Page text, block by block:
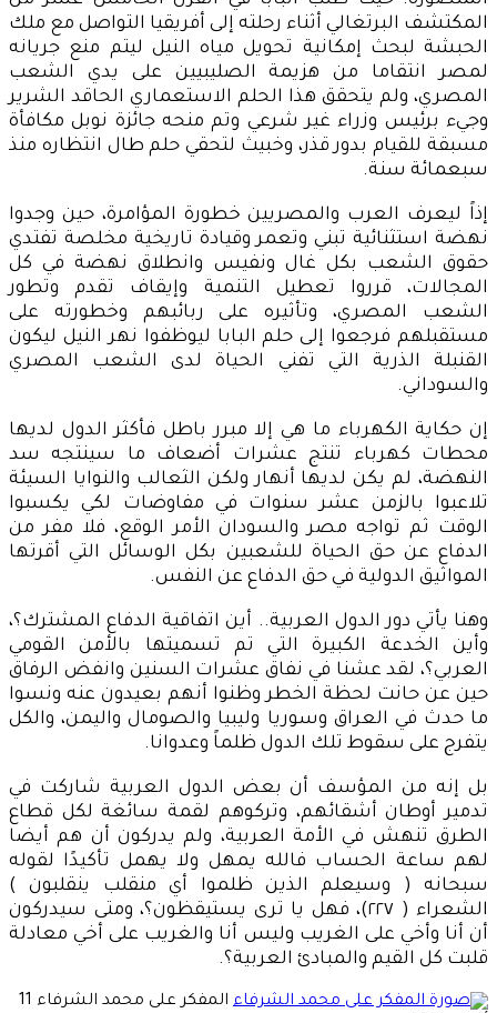
المكتشف البرتغالي أثناء رحلته إلى أفريقيا التواصل مع ملك
الحبشة لبحث إمكانية تحويل مياه النيل ليتم منع جريانه
لمصر انتقاما من هزيمة الصليبيين على يدي الشعب
المصري، ولم يتحقق هذا الحلم الاستعماري الحاقد الشرير
وجيء برئيس وزراء غير شرعي وتم منحه جائزة نوبل مكافأة
مسبقة للقيام بدور قذر، وخبيث لتحقي حلم طال انتظاره منذ
سبعمائة سنة.
إذاً ليعرف العرب والمصريين خطورة المؤامرة، حين وجدوا
نهضة استثنائية تبني وتعمر وقيادة تاريخية مخلصة تفتدي
حقوق الشعب بكل غال ونفيس وانطلاق نهضة في كل
المجالات، قرروا تعطيل التنمية وإيقاف تقدم وتطور
الشعب المصري، وتأثيره على ربائبهم وخطورته على
مستقبلهم فرجعوا إلى حلم البابا ليوظفوا نهر النيل ليكون
القنبلة الذرية التي تفني الحياة لدى الشعب المصري
والسوداني.
إن حكاية الكهرباء ما هي إلا مبرر باطل فأكثر الدول لديها
محطات كهرباء تنتج عشرات أضعاف ما سينتجه سد
النهضة، لم يكن لديها أنهار ولكن الثعالب والنوايا السيئة
تلاعبوا بالزمن عشر سنوات في مفاوضات لكي يكسبوا
الوقت ثم تواجه مصر والسودان الأمر الوقع، فلا مفر من
الدفاع عن حق الحياة للشعبين بكل الوسائل التي أقرتها
المواثيق الدولية في حق الدفاع عن النفس.
وهنا يأتي دور الدول العربية.. أين اتفاقية الدفاع المشترك؟،
وأين الخدعة الكبيرة التي تم تسميتها بالأمن القومي
العربي؟، لقد عشنا في نفاق عشرات السنين وانفض الرفاق
حين عن حانت لحظة الخطر وظنوا أنهم بعيدون عنه ونسوا
ما حدث في العراق وسوريا وليبيا والصومال واليمن، والكل
يتفرج على سقوط تلك الدول ظلماً وعدوانا.
بل إنه من المؤسف أن بعض الدول العربية شاركت في
تدمير أوطان أشقائهم، وتركوهم لقمة سائغة لكل قطاع
الطرق تنهش في الأمة العربية، ولم يدركون أن هم أيضا
لهم ساعة الحساب فالله يمهل ولا يهمل تأكيدًا لقوله
سبحانه ( وسيعلم الذين ظلموا أي منقلب ينقلبون )
الشعراء ( ٢٢٧)، فهل يا ترى يستيقظون؟، ومتى سيدركون
أن أنا وأخي على الغريب وليس أنا والغريب على أخي معادلة
قلبت كل القيم والمبادئ العربية؟.
المفكر على محمد الشرفاء 11